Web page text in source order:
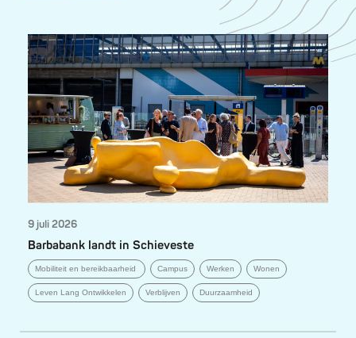
9 juli 2026
Barbabank landt in Schieveste
Mobiliteit en bereikbaarheid Campus Werken Wonen
Leven Lang Ontwikkelen Verblijven Duurzaamheid